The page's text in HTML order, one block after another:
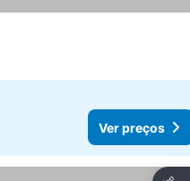
Ver preços